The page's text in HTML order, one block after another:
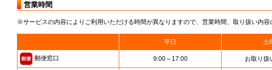
営業時間
※サービスの内容によりご利用いただける時間が異なりますので、営業時間、取り扱い内容
平日 土
郵便窓口 9:00～17:00 お取り扱